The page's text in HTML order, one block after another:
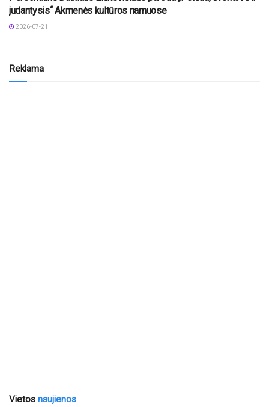
judantysis“ Akmenės kultūros namuose
2026-07-21
Reklama
Vietos naujienos